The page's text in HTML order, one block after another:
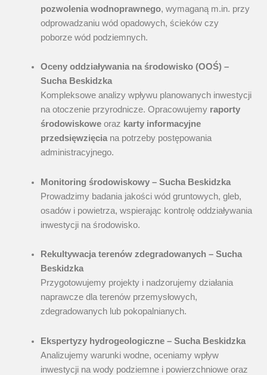
pozwolenia wodnoprawnego, wymaganą m.in. przy
odprowadzaniu wód opadowych, ścieków czy
poborze wód podziemnych.
Oceny oddziaływania na środowisko (OOŚ) –
Sucha Beskidzka
Kompleksowe analizy wpływu planowanych inwestycji
na otoczenie przyrodnicze. Opracowujemy raporty
środowiskowe oraz karty informacyjne
przedsięwzięcia na potrzeby postępowania
administracyjnego.
Monitoring środowiskowy – Sucha Beskidzka
Prowadzimy badania jakości wód gruntowych, gleb,
osadów i powietrza, wspierając kontrolę oddziaływania
inwestycji na środowisko.
Rekultywacja terenów zdegradowanych – Sucha
Beskidzka
Przygotowujemy projekty i nadzorujemy działania
naprawcze dla terenów przemysłowych,
zdegradowanych lub pokopalnianych.
Ekspertyzy hydrogeologiczne – Sucha Beskidzka
Analizujemy warunki wodne, oceniamy wpływ
inwestycji na wody podziemne i powierzchniowe oraz